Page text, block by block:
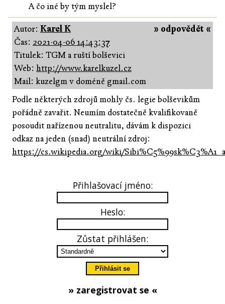
A čo iné by tým myslel?
» odpovědět «
Autor: Karel K
Čas: 2021-04-06 14:43:37
Titulek: TGM a ruští bolševici
Web: http://www.karelkuzel.cz
Mail: kuzelgm v doméně gmail.com
Podle některých zdrojů mohly čs. legie bolševikům
pořádně zavařit. Neumím dostatečně kvalifikovaně
posoudit nařízenou neutralitu, dávám k dispozici
odkaz na jeden (snad) neutrální zdroj:
https://cs.wikipedia.org/wiki/
Přihlašovací jméno:
Heslo:
Zůstat přihlášen:
» zaregistrovat se «